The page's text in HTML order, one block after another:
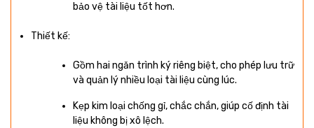
bảo vệ tài liệu tốt hơn.
Thiết kế:
Gồm hai ngăn trình ký riêng biệt, cho phép lưu trữ
và quản lý nhiều loại tài liệu cùng lúc.
Kẹp kim loại chống gỉ, chắc chắn, giúp cố định tài
liệu không bị xô lệch.